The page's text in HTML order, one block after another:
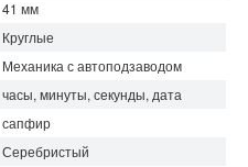
41 мм
Круглые
Механика с автоподзаводом
часы, минуты, секунды, дата
сапфир
Серебристый